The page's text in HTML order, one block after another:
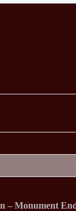
– Monument